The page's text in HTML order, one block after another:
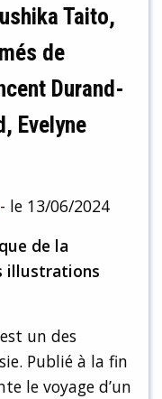
Taito,
de
Durand-
Evelyne
- le 13/06/2024
de la
illustrations
un des
Publié à la fin
le voyage d’un